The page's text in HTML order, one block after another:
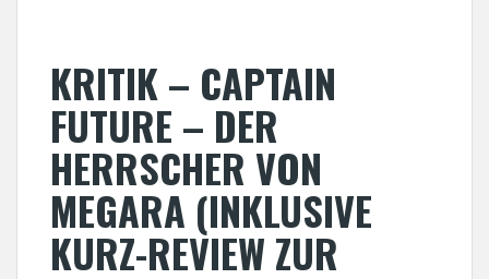
KRITIK – CAPTAIN
FUTURE – DER
HERRSCHER VON
MEGARA (INKLUSIVE
KURZ-REVIEW ZUR